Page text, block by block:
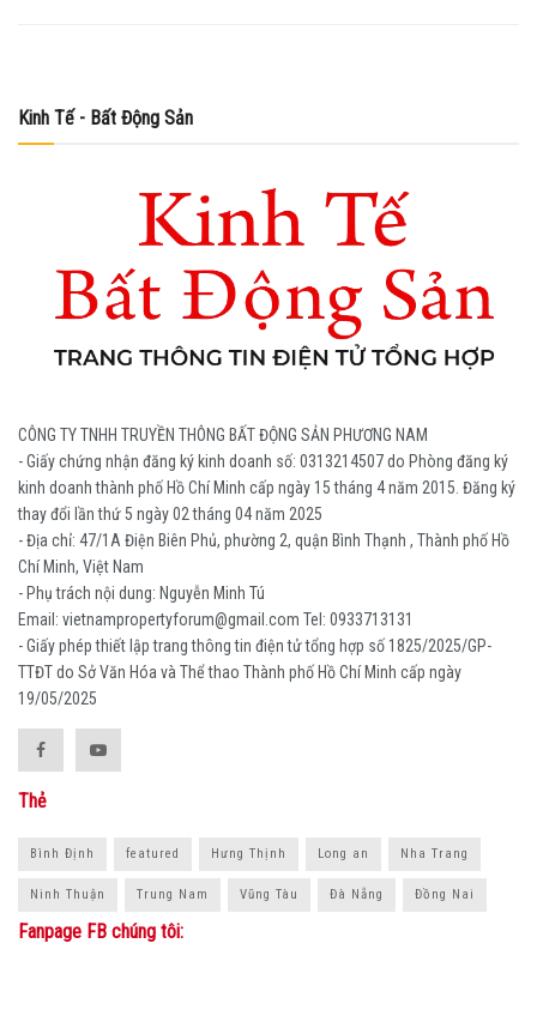
Kinh Tế - Bất Động Sản
CÔNG TY TNHH TRUYỀN THÔNG BẤT ĐỘNG SẢN PHƯƠNG NAM
- Giấy chứng nhận đăng ký kinh doanh số: 0313214507 do Phòng đăng ký
kinh doanh thành phố Hồ Chí Minh cấp ngày 15 tháng 4 năm 2015. Đăng ký
thay đổi lần thứ 5 ngày 02 tháng 04 năm 2025
- Địa chỉ: 47/1A Điện Biên Phủ, phường 2, quận Bình Thạnh , Thành phố Hồ
Chí Minh, Việt Nam
- Phụ trách nội dung: Nguyễn Minh Tú
Email: vietnampropertyforum@gmail.com Tel: ‭0933713131
- Giấy phép thiết lập trang thông tin điện tử tổng hợp số 1825/2025/GP-
TTĐT do Sở Văn Hóa và Thể thao Thành phố Hồ Chí Minh cấp ngày
19/05/2025
Thẻ
Bình Định featured Hưng Thịnh Long an Nha Trang
Ninh Thuận Trung Nam Vũng Tàu Đà Nẵng Đồng Nai
Fanpage FB chúng tôi: